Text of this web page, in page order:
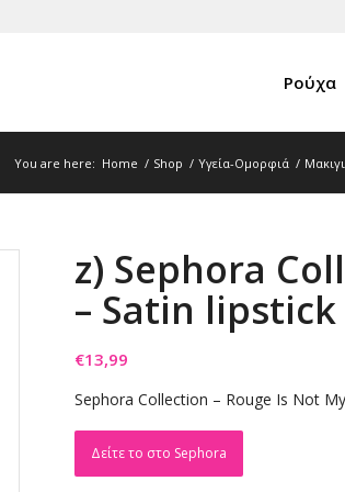
Ρούχα
You are here: Home / Shop / Υγεία-Ομορφιά /
z) Sephora
– Satin lipstick
€13,99
Sephora Collection – Rouge Is Not
Δείτε το στο Sephora